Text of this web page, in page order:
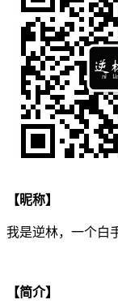
【昵称】
我是逆林，一个白
【简介】